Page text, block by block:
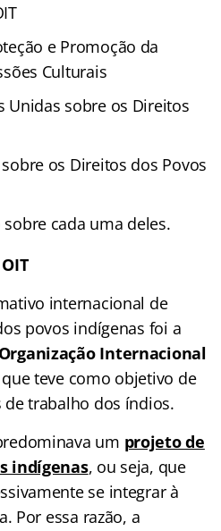
e Promoção da
Culturais
Unidas sobre os Direitos
os Direitos dos Povos
cada uma deles.
internacional de
povos indígenas foi a
Internacional
teve como objetivo de
trabalho dos índios.
um projeto de
indígenas, ou seja, que
se integrar à
Por essa razão, a